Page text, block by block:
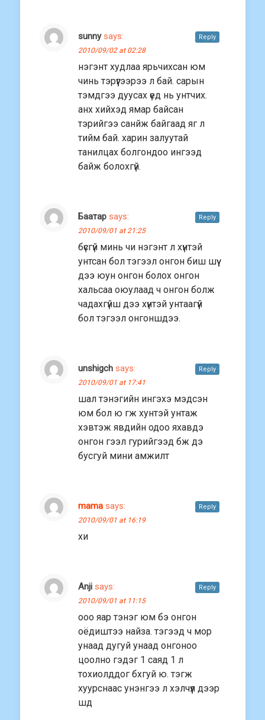
sunny says:
2010/09/02 at 02:28
нэгэнт худлаа ярьчихсан юм
чинь тэрүүгээрээ л бай. сарын
тэмдгээ дуусах үед нь унтчих.
анх хийхэд ямар байсан
тэрийгээ санйж байгаад яг л
тийм бай. харин залуутай
танилцах болгондоо ингээд
байж болохгүй.
Reply
Баатар says:
2010/09/01 at 21:25
бүсгүй минь чи нэгэнт л хүнтэй
унтсан бол тэгээл онгон биш шүү
дээ юун онгон болох онгон
хальсаа оюулаад ч онгон болж
чадахгүйш дээ хүнтэй унтаагүй
бол тэгээл онгоншдээ.
Reply
unshigch says:
2010/09/01 at 17:41
шал тэнэгийн ингэхэ мэдсэн
юм бол ю гж хунтэй унтаж
хэвтэж явдийн одоо яхавдэ
онгон гээл гурийгээд бж дэ
бусгуй мини амжилт
Reply
mama says:
2010/09/01 at 16:19
хи
Reply
Anji says:
2010/09/01 at 11:15
ооо яар тэнэг юм бэ онгон
оёдиштээ найза. тэгээд ч мор
унаад дугуй унаад онгоноо
цоолно гэдэг 1 саяд 1 л
тохиолддог бхгуй ю. тэгж
хуурснаас унэнгээ л хэлчүүл дээр
шд
Reply